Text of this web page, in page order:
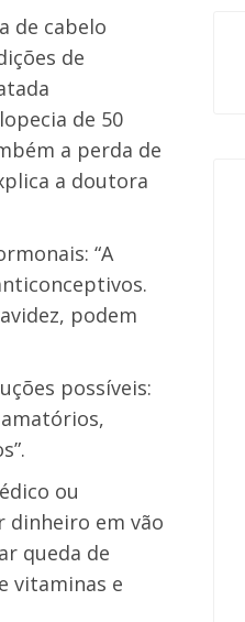
de cabelo
de
de 50
a perda de
a doutora
“A
podem
possíveis:
ou
dinheiro em vão
queda de
vitaminas e